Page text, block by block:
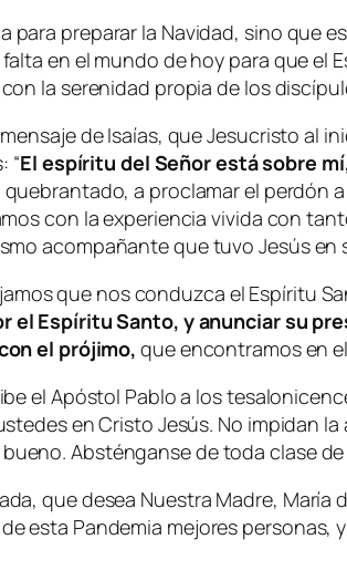
para preparar la Navidad, sino que
en el mundo de hoy para que
la serenidad propia de los
de Isaías, que Jesucristo al
“El espíritu del Señor está sobre
a proclamar el perdón
con la experiencia vivida con
acompañante que tuvo Jesús en
que nos conduzca el Espíritu
el Espíritu Santo, y anunciar su
el prójimo, que encontramos en
el Apóstol Pablo a los
en Cristo Jesús. No impidan
Absténganse de toda clase de
que desea Nuestra Madre,
esta Pandemia mejores